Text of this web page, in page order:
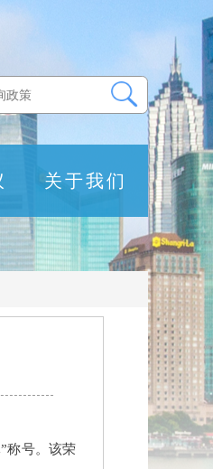
关于我们
称号。该荣